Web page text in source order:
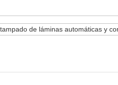
de láminas automáticas y